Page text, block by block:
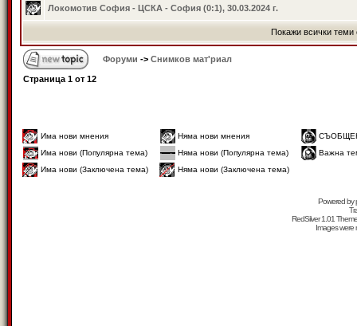
Локомотив София - ЦСКА - София (0:1), 30.03.2024 г.
Покажи всички теми
Форуми -> Снимков мат'риал
Страница 1 от 12
Има нови мнения Няма нови мнения
Има нови (Популярна тема)
Няма нови (Популярна тема)
Важна
Има нови (Заключена тема)
Няма нови (Заключена тема)
Powered by
RedSilver 1.01
Images were